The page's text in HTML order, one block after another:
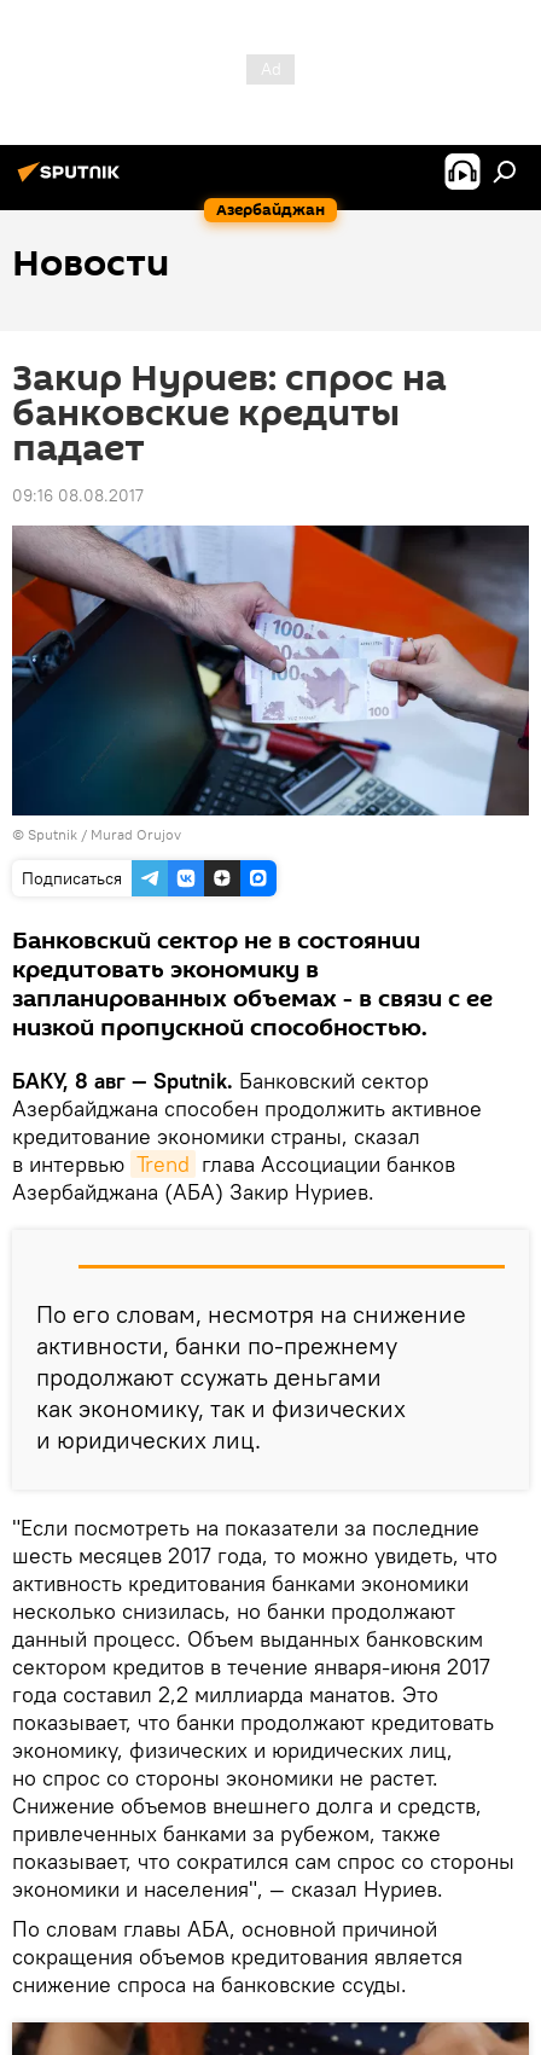
Азербайджан
Новости
Закир Нуриев: спрос на
банковские кредиты
падает
09:16 08.08.2017
© Sputnik / Murad Orujov
Подписаться
Банковский сектор не в состоянии
кредитовать экономику в
запланированных объемах - в связи с ее
низкой пропускной способностью.
БАКУ, 8 авг — Sputnik. Банковский сектор
Азербайджана способен продолжить активное
кредитование экономики страны, сказал
в интервью Trend глава Ассоциации банков
Азербайджана (АБА) Закир Нуриев.
По его словам, несмотря на снижение
активности, банки по-прежнему
продолжают ссужать деньгами
как экономику, так и физических
и юридических лиц.
"Если посмотреть на показатели за последние
шесть месяцев 2017 года, то можно увидеть, что
активность кредитования банками экономики
несколько снизилась, но банки продолжают
данный процесс. Объем выданных банковским
сектором кредитов в течение января-июня 2017
года составил 2,2 миллиарда манатов. Это
показывает, что банки продолжают кредитовать
экономику, физических и юридических лиц,
но спрос со стороны экономики не растет.
Снижение объемов внешнего долга и средств,
привлеченных банками за рубежом, также
показывает, что сократился сам спрос со стороны
экономики и населения", — сказал Нуриев.
По словам главы АБА, основной причиной
сокращения объемов кредитования является
снижение спроса на банковские ссуды.